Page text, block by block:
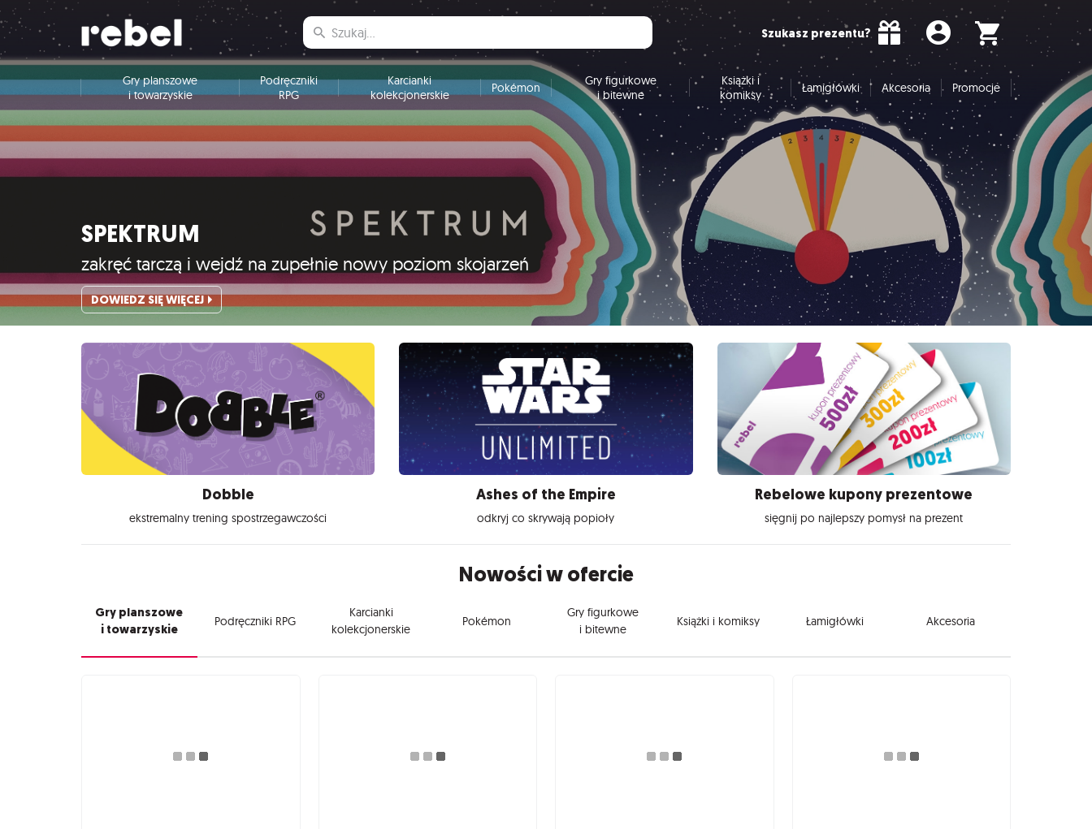
Szukasz prezentu?
Gry planszowe
i towarzyskie
Podręczniki
RPG
Karcianki
kolekcjonerskie
Pokémon
Gry figurkowe
i bitewne
Książki i
komiksy
Łamigłówki Akcesoria Promocje
SPEKTRUM
zakręć tarczą i wejdź na zupełnie nowy poziom skojarzeń
DOWIEDZ SIĘ WIĘCEJ
Dobble
ekstremalny trening spostrzegawczości
Ashes of the Empire
odkryj co skrywają popioły
Rebelowe kupony prezentowe
sięgnij po najlepszy pomysł na prezent
Nowości w ofercie
Gry planszowe
i towarzyskie
Podręczniki RPG
Karcianki
kolekcjonerskie
Pokémon
Gry figurkowe
i bitewne
Książki i komiksy Łamigłówki Akcesoria